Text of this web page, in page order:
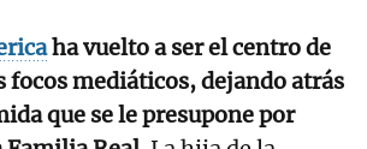
ha vuelto a ser el centro de
focos mediáticos, dejando atrás
que se le presupone por